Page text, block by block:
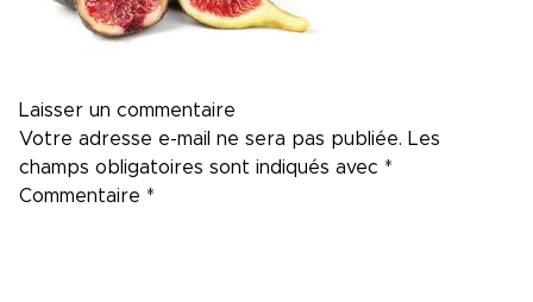
Laisser un commentaire
Votre adresse e-mail ne sera pas publiée. Les
champs obligatoires sont indiqués avec *
Commentaire *